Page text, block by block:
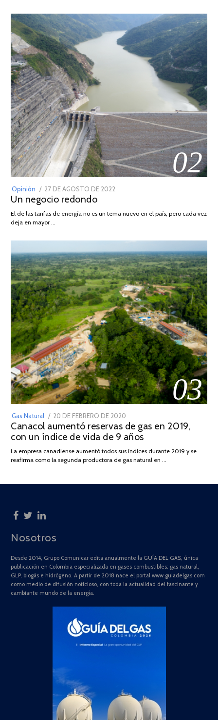
02
Opinión
POSTED
ON
27 DE AGOSTO DE 2022
DE
Un negocio redondo
El de las tarifas de energía no es un tema nuevo en el país, pero cada vez
deja en mayor …
03
Gas Natural
POSTED
ON
20 DE FEBRERO DE 2020
DE
JULIO
2025
Canacol aumentó reservas de gas en 2019,
con un índice de vida de 9 años
La empresa canadiense aumentó todos sus índices durante 2019 y se
reafirma como la segunda productora de gas natural en …
Nosotros
Desde 2014, Grupo Comunicar edita anualmente la GUÍA DEL GAS, única
publicación en Colombia especializada en gases combustibles: gas natural,
GLP, biogás e hidrógeno. A partir de 2018 nace el portal www.guiadelgas.com
como medio de difusión noticioso, con toda la actualidad del fascinante y
cambiante mundo de la energía.